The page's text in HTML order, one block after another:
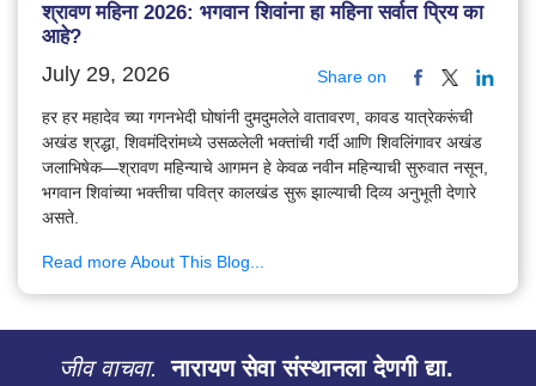
श्रावण महिना 2026: भगवान शिवांना हा महिना सर्वात प्रिय का
आहे?
July 29, 2026 Share on
हर हर महादेव च्या गगनभेदी घोषांनी दुमदुमलेले वातावरण, कावड यात्रेकरूंची
अखंड श्रद्धा, शिवमंदिरांमध्ये उसळलेली भक्तांची गर्दी आणि शिवलिंगावर अखंड
जलाभिषेक—श्रावण महिन्याचे आगमन हे केवळ नवीन महिन्याची सुरुवात नसून,
भगवान शिवांच्या भक्तीचा पवित्र कालखंड सुरू झाल्याची दिव्य अनुभूती देणारे
असते.
Read more About This Blog...
जीव वाचवा. नारायण सेवा संस्थानला देणगी द्या.